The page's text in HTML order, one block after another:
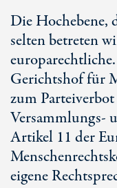
Die Hochebene,
selten betreten
Gerichtshof für
zum
Versammlungs-
Artikel 11 der
eigene